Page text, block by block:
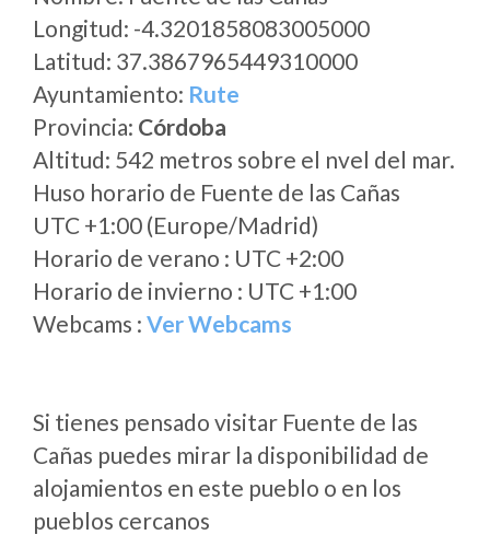
Longitud: -4.3201858083005000
Latitud: 37.3867965449310000
Ayuntamiento: Rute
Provincia: Córdoba
Altitud: 542 metros sobre el nvel del mar.
Huso horario de Fuente de las Cañas
UTC +1:00 (Europe/Madrid)
Horario de verano : UTC +2:00
Horario de invierno : UTC +1:00
Webcams : Ver Webcams
Si tienes pensado visitar Fuente de las
Cañas puedes mirar la disponibilidad de
alojamientos en este pueblo o en los
pueblos cercanos